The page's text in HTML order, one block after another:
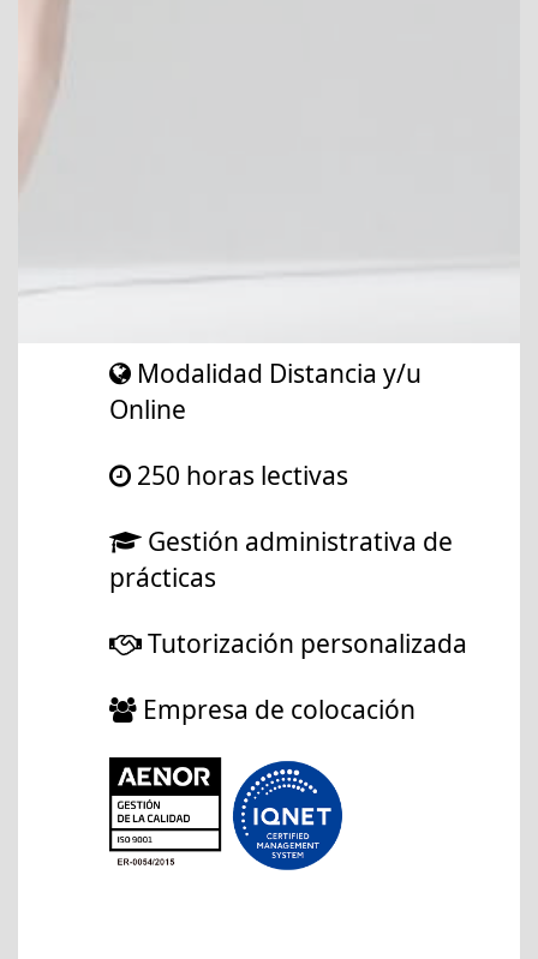
Modalidad Distancia y/u
Online
250 horas lectivas
Gestión administrativa de
prácticas
Tutorización personalizada
Empresa de colocación